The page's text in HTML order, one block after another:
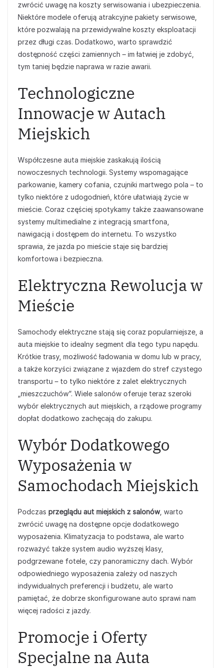
zwrócić uwagę na koszty serwisowania i ubezpieczenia.
Niektóre modele oferują atrakcyjne pakiety serwisowe,
które pozwalają na przewidywalne koszty eksploatacji
przez długi czas. Dodatkowo, warto sprawdzić
dostępność części zamiennych – im łatwiej je zdobyć,
tym taniej będzie naprawa w razie awarii.
Technologiczne
Innowacje w Autach
Miejskich
Współczesne auta miejskie zaskakują ilością
nowoczesnych technologii. Systemy wspomagające
parkowanie, kamery cofania, czujniki martwego pola – to
tylko niektóre z udogodnień, które ułatwiają życie w
mieście. Coraz częściej spotykamy także zaawansowane
systemy multimedialne z integracją smartfona,
nawigacją i dostępem do internetu. To wszystko
sprawia, że jazda po mieście staje się bardziej
komfortowa i bezpieczna.
Elektryczna Rewolucja w
Mieście
Samochody elektryczne stają się coraz popularniejsze, a
auta miejskie to idealny segment dla tego typu napędu.
Krótkie trasy, możliwość ładowania w domu lub w pracy,
a także korzyści związane z wjazdem do stref czystego
transportu – to tylko niektóre z zalet elektrycznych
„mieszczuchów”. Wiele salonów oferuje teraz szeroki
wybór elektrycznych aut miejskich, a rządowe programy
dopłat dodatkowo zachęcają do zakupu.
Wybór Dodatkowego
Wyposażenia w
Samochodach Miejskich
Podczas przeglądu aut miejskich z salonów, warto
zwrócić uwagę na dostępne opcje dodatkowego
wyposażenia. Klimatyzacja to podstawa, ale warto
rozważyć także system audio wyższej klasy,
podgrzewane fotele, czy panoramiczny dach. Wybór
odpowiedniego wyposażenia zależy od naszych
indywidualnych preferencji i budżetu, ale warto
pamiętać, że dobrze skonfigurowane auto sprawi nam
więcej radości z jazdy.
Promocje i Oferty
Specjalne na Auta